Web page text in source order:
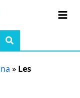
» Les